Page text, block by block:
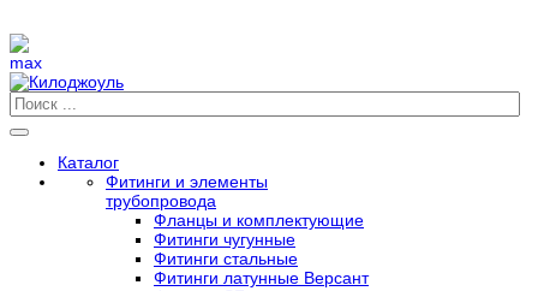
Каталог
Фитинги и элементы
трубопровода
Фланцы и комплектующие
Фитинги чугунные
Фитинги стальные
Фитинги латунные Версант